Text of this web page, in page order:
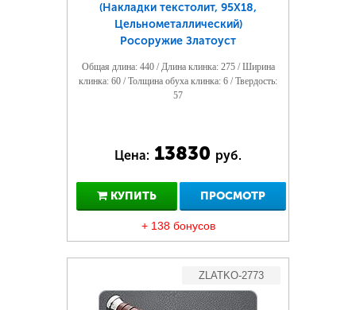
(Накладки текстолит, 95Х18,
Цельнометаллический)
Росоружие Златоуст
Общая длина: 440 / Длина клинка: 275 / Ширина
клинка: 60 / Толщина обуха клинка: 6 / Твердость:
57
Цена: 13830 руб.
КУПИТЬ ПРОСМОТР
+ 138 бонусов
ZLATKO-2773